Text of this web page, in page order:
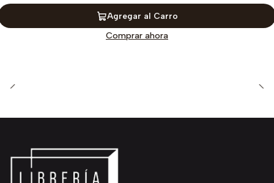
Agregar al Carro
Comprar ahora